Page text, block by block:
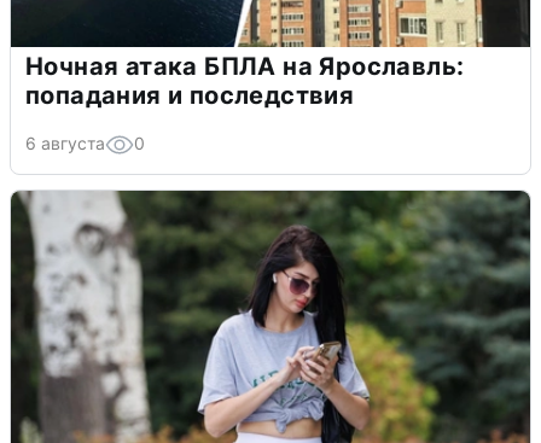
Ночная атака БПЛА на Ярославль:
попадания и последствия
6 августа 0